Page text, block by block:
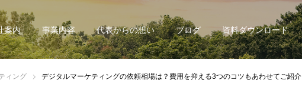
案内 事業内容 代表からの想い ブログ 資料ダウンロード
ィング デジタルマーケティングの依頼相場は？費用を抑える3つのコツもあわせてご紹介